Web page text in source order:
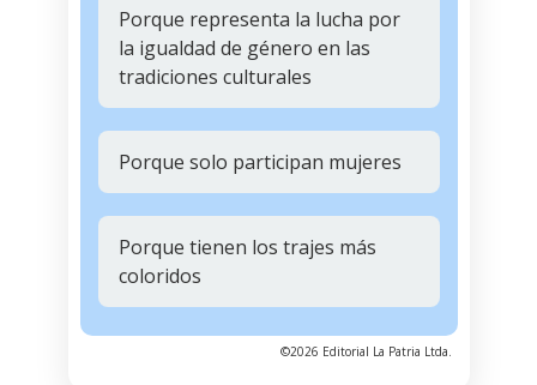
Porque representa la lucha por
la igualdad de género en las
tradiciones culturales
Porque solo participan mujeres
Porque tienen los trajes más
coloridos
©2026 Editorial La Patria Ltda.